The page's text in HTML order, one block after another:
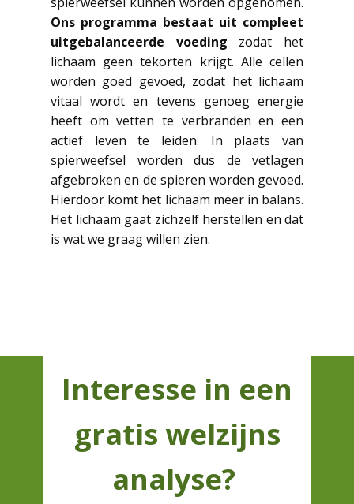
Ons programma bestaat uit compleet
uitgebalanceerde voeding zodat het
lichaam geen tekorten krijgt. Alle cellen
worden goed gevoed, zodat het lichaam
vitaal wordt en tevens genoeg energie
heeft om vetten te verbranden en een
actief leven te leiden. In plaats van
spierweefsel worden dus de vetlagen
afgebroken en de spieren worden gevoed.
Hierdoor komt het lichaam meer in balans.
Het lichaam gaat zichzelf herstellen en dat
is wat we graag willen zien.
Interesse in een
gratis welzijns
analyse?